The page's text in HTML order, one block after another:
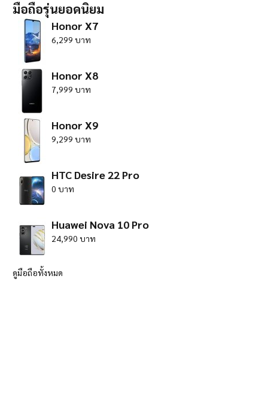
มือถือรุ่นยอดนิยม
Honor X7
6,299 บาท
Honor X8
7,999 บาท
Honor X9
9,299 บาท
HTC Desire 22 Pro
0 บาท
Huawei Nova 10 Pro
24,990 บาท
ดูมือถือทั้งหมด